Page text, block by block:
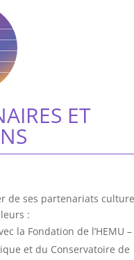
ET
de ses partenariats
:
la Fondation de l’HEMU
et du Conservatoire de